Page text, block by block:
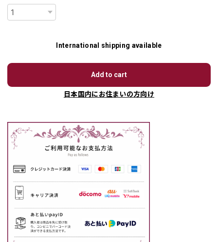
International shipping available
Add to cart
日本国内にお住まいの方向け